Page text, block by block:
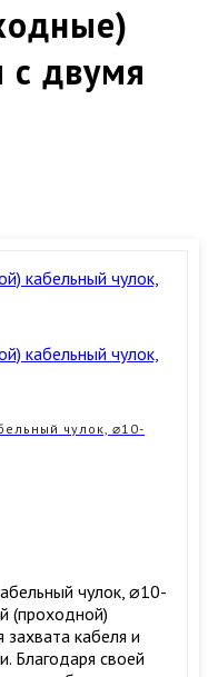
с двумя
чулок, ⌀10-
чулок, ⌀10-
(проходной)
кабеля и
Благодаря своей